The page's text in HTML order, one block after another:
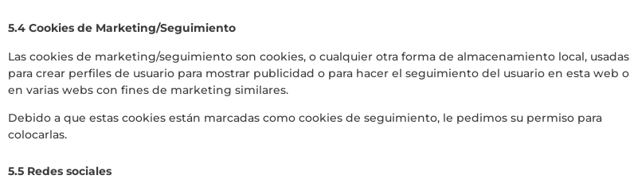
5.4 Cookies de Marketing/Seguimiento
Las cookies de marketing/seguimiento son cookies, o cualquier otra forma de almacenamiento local, usadas
para crear perfiles de usuario para mostrar publicidad o para hacer el seguimiento del usuario en esta web o
en varias webs con fines de marketing similares.
Debido a que estas cookies están marcadas como cookies de seguimiento, le pedimos su permiso para
colocarlas.
5.5 Redes sociales